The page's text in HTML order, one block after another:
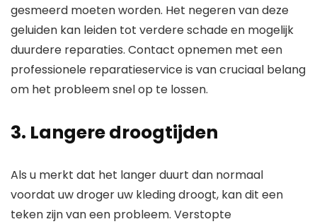
gesmeerd moeten worden. Het negeren van deze
geluiden kan leiden tot verdere schade en mogelijk
duurdere reparaties. Contact opnemen met een
professionele reparatieservice is van cruciaal belang
om het probleem snel op te lossen.
3. Langere droogtijden
Als u merkt dat het langer duurt dan normaal
voordat uw droger uw kleding droogt, kan dit een
teken zijn van een probleem. Verstopte